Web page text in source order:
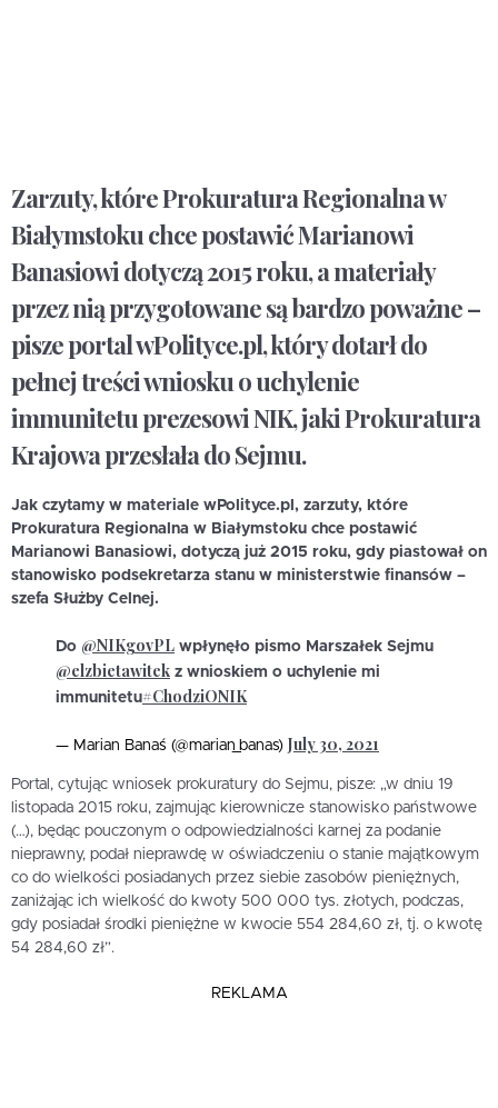
Zarzuty, które Prokuratura Regionalna w
Białymstoku chce postawić Marianowi
Banasiowi dotyczą 2015 roku, a materiały
przez nią przygotowane są bardzo poważne –
pisze portal wPolityce.pl, który dotarł do
pełnej treści wniosku o uchylenie
immunitetu prezesowi NIK, jaki Prokuratura
Krajowa przesłała do Sejmu.
Jak czytamy w materiale wPolityce.pl, zarzuty, które
Prokuratura Regionalna w Białymstoku chce postawić
Marianowi Banasiowi, dotyczą już 2015 roku, gdy piastował on
stanowisko podsekretarza stanu w ministerstwie finansów –
szefa Służby Celnej.
Do @NIKgovPL wpłynęło pismo Marszałek Sejmu
@elzbietawitek z wnioskiem o uchylenie mi
immunitetu#ChodziONIK
— Marian Banaś (@marian_banas) July 30, 2021
Portal, cytując wniosek prokuratury do Sejmu, pisze: „w dniu 19
listopada 2015 roku, zajmując kierownicze stanowisko państwowe
(…), będąc pouczonym o odpowiedzialności karnej za podanie
nieprawny, podał nieprawdę w oświadczeniu o stanie majątkowym
co do wielkości posiadanych przez siebie zasobów pieniężnych,
zaniżając ich wielkość do kwoty 500 000 tys. złotych, podczas,
gdy posiadał środki pieniężne w kwocie 554 284,60 zł, tj. o kwotę
54 284,60 zł”.
REKLAMA